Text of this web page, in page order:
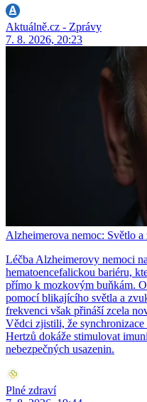
Aktuálně.cz - Zprávy
7. 8. 2026, 20:23
Alzheimerova nemoc: Světlo
Léčba Alzheimerovy nemoci
hematoencefalickou bariéru,
přímo k mozkovým buňkám.
pomocí blikajícího světla a
frekvenci však přináší zcela
Vědci zjistili, že
Hertzů dokáže stimulovat
nebezpečných usazenin.
Plné zdraví